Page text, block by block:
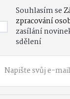
Souhlasím se
zpracování
zasílání
sdělení